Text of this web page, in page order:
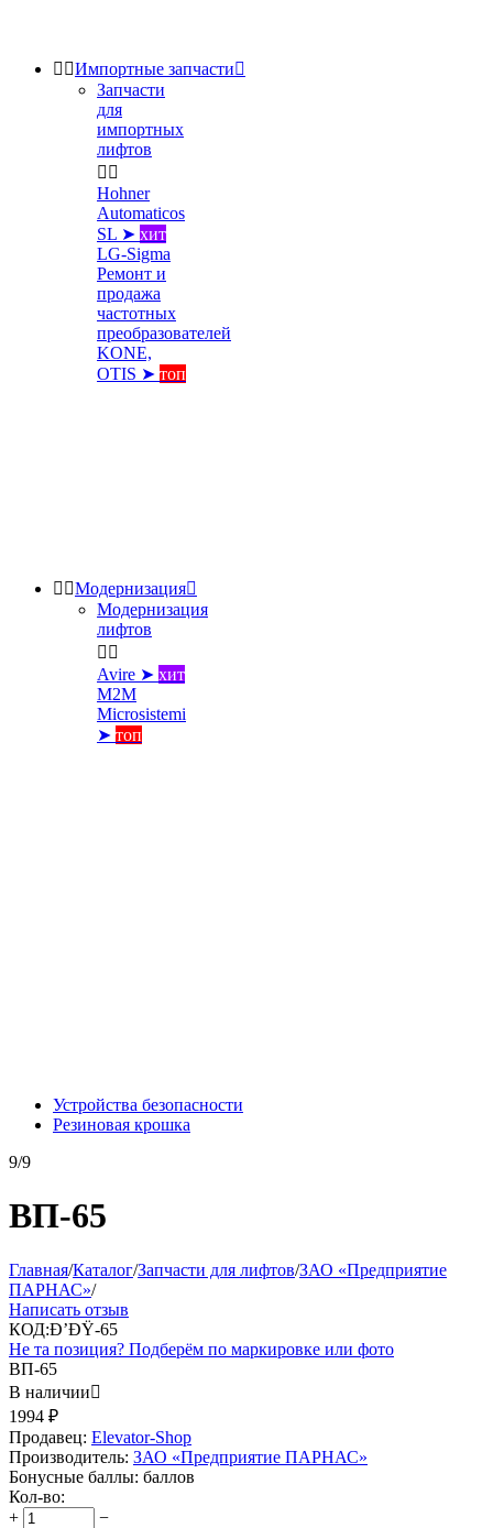
 Импортные запчасти
Запчасти
для
импортных
лифтов
 
Hohner
Automaticos
SL ➤ хит
LG-Sigma
Ремонт и
продажа
частотных
преобразователей
KONE,
OTIS ➤ топ
 Модернизация
Модернизация
лифтов
 
Avire ➤ хит
M2M
Microsistemi
➤ топ
Устройства безопасности
Резиновая крошка
9/9
ВП-65
Главная/Каталог/Запчасти для лифтов/ЗАО «Предприятие
ПАРНАС»/
Написать отзыв
КОД:Ð’ÐŸ-65
Не та позиция? Подберём по маркировке или фото
ВП-65
В наличии
1994 ₽
Продавец: Elevator-Shop
Производитель: ЗАО «Предприятие ПАРНАС»
Бонусные баллы: баллов
Кол-во:
+
−